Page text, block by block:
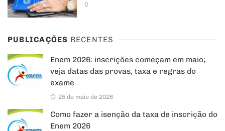
0
PUBLICAÇÕES RECENTES
Enem 2026: inscrições começam em maio;
veja datas das provas, taxa e regras do
exame
25 de maio de 2026
Como fazer a isenção da taxa de inscrição do
Enem 2026